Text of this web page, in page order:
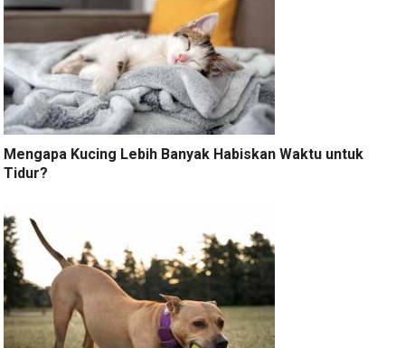
Mengapa Kucing Lebih Banyak Habiskan Waktu untuk
Tidur?